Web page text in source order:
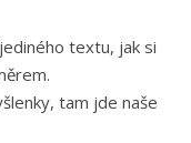
textu, jak si
tam jde naše